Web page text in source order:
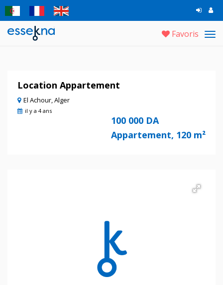
Favoris
Location Appartement
El Achour, Alger
il y a 4 ans
100 000 DA
Appartement, 120 m²